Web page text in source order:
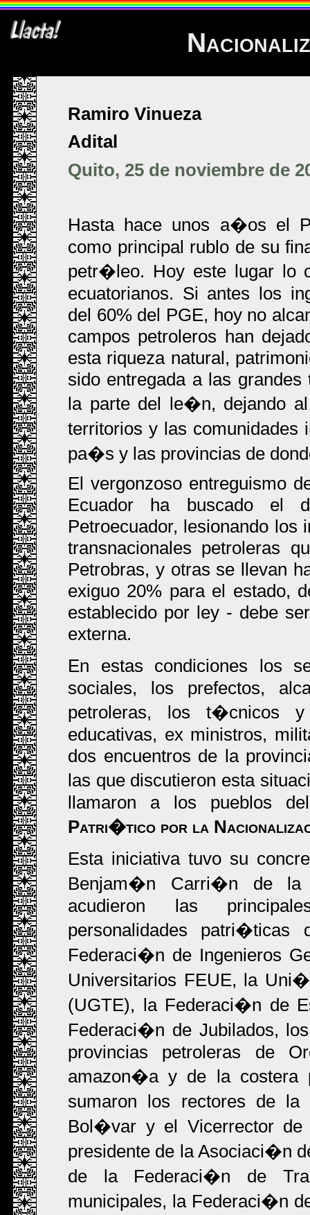
Ramiro Vinueza
Adital
Quito, 25 de noviembre de
Hasta hace unos a�os el
como principal rublo de su
petr�leo. Hoy este lugar lo
ecuatorianos. Si antes los
del 60% del PGE, hoy no
campos petroleros han
esta riqueza natural,
sido entregada a las
la parte del le�n, dejando
territorios y las
pa�s y las provincias de
El vergonzoso entreguismo
Ecuador ha buscado el
Petroecuador, lesionando los
transnacionales petroleras
Petrobras, y otras se llevan
exiguo 20% para el estado,
establecido por ley - debe
externa.
En estas condiciones los
sociales, los prefectos,
petroleras, los t�cnicos y
educativas, ex ministros,
dos encuentros de la
las que discutieron esta
llamaron a los pueblos
Patri�tico por la
Esta iniciativa tuvo su
Benjam�n Carri�n de la
acudieron las
personalidades
Federaci�n de Ingenieros
Universitarios FEUE, la
(UGTE), la Federaci�n de
Federaci�n de Jubilados,
provincias petroleras de
amazon�a y de la costera
sumaron los rectores de
Bol�var y el Vicerrector de
presidente de la Asociaci�n
de la Federaci�n de
municipales, la Federaci�n